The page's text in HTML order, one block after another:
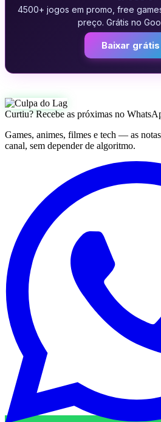
4500+ jogos em promo, free
preço. Grátis no
Baixar
Curtiu? Recebe as próximas no
Games, animes, filmes e tech — as
canal, sem depender de algoritmo.